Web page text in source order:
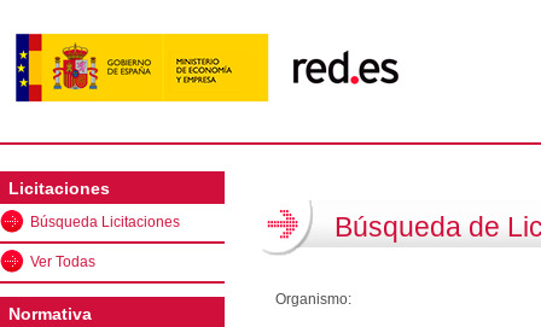
Licitaciones
Búsqueda Licitaciones
Ver Todas
Normativa
Búsqueda de
Organismo: